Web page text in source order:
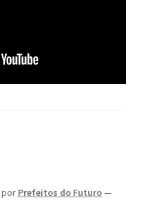
por Prefeitos do Futuro—